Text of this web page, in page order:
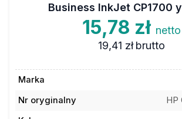
Business InkJet CP1700
15,78 zł netto
19,41 zł brutto
Marka
Nr oryginalny
HP